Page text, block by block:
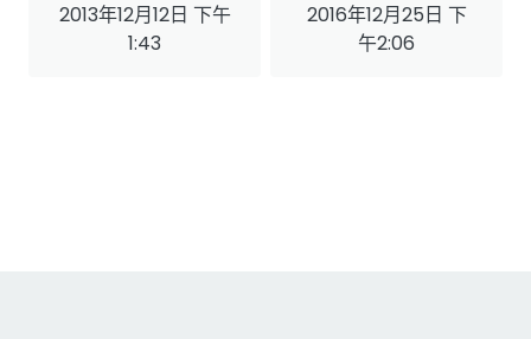
2013年12月12日 下午
1:43
2016年12月25日 下
午2:06